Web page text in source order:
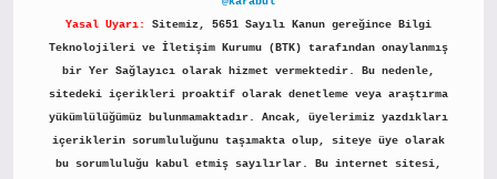
Yasal Uyarı:
Sitemiz, 5651 Sayılı Kanun gereğince Bilgi
Teknolojileri ve İletişim Kurumu (BTK) tarafından onaylanmış
bir Yer Sağlayıcı olarak hizmet vermektedir. Bu nedenle,
sitedeki içerikleri proaktif olarak denetleme veya araştırma
yükümlülüğümüz bulunmamaktadır. Ancak, üyelerimiz yazdıkları
içeriklerin sorumluluğunu taşımakta olup, siteye üye olarak
bu sorumluluğu kabul etmiş sayılırlar. Bu internet sitesi,